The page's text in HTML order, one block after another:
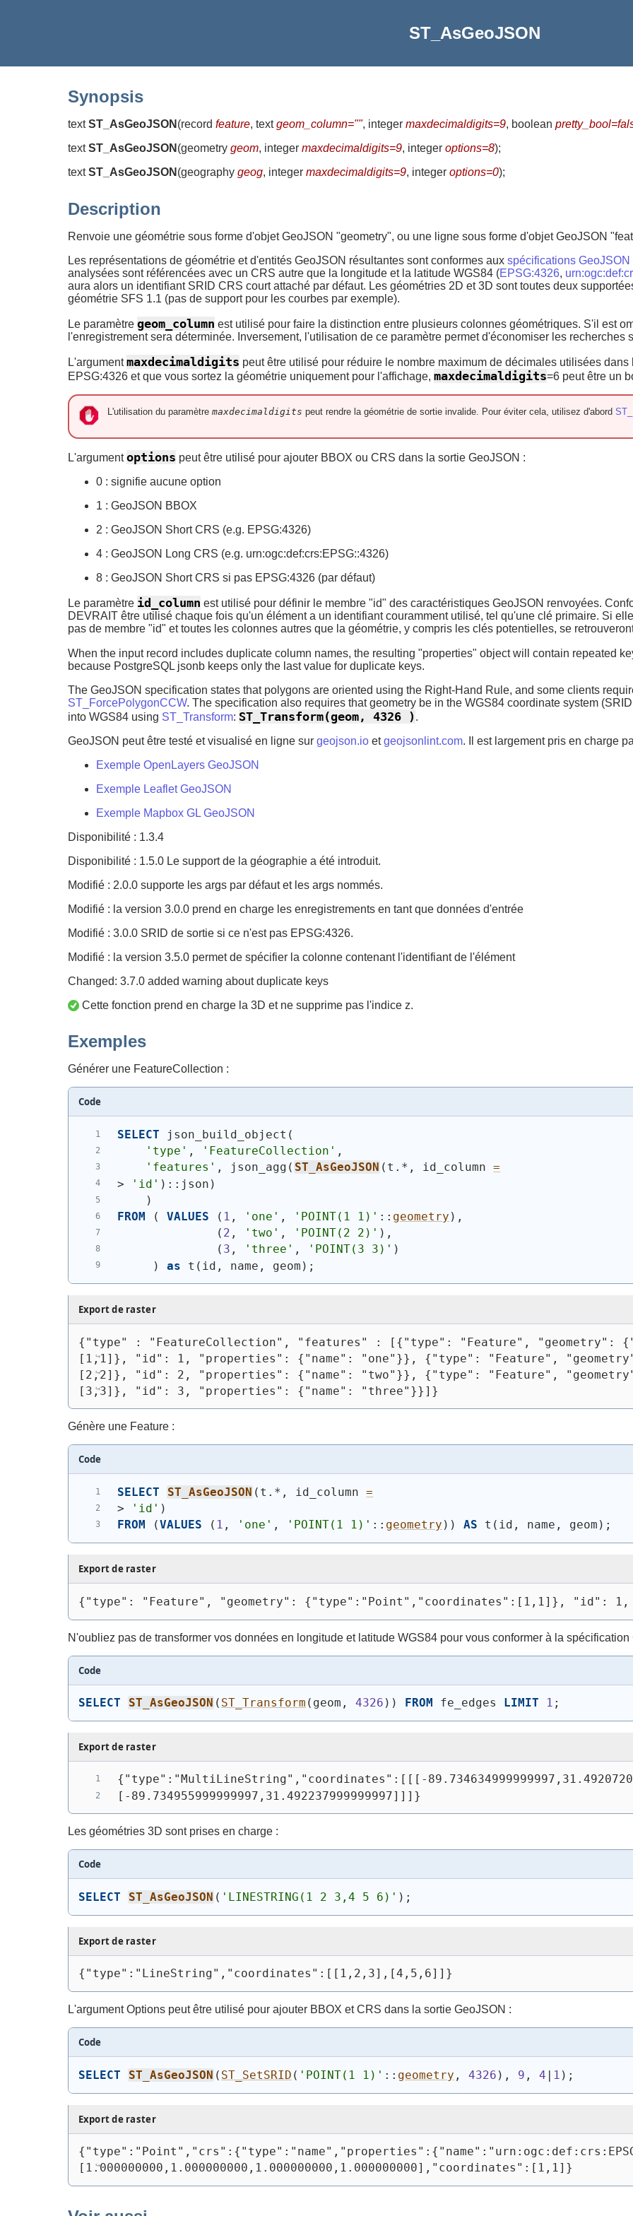
ST_AsGeoJSON
Synopsis
textST_AsGeoJSON (record feature, textgeom_column="", integer maxdecimaldigits=9, boolean
textST_AsGeoJSON (geometry geom, integer maxdecimaldigits=9, integer options=8);
textST_AsGeoJSON (geography geog, integer maxdecimaldigits=9, integer options=0);
Description
Renvoie une géométrie sous forme d'objet GeoJSON "geometry", ou une ligne sous forme d'objet GeoJSON
Les représentations de géométrie et d'entités GeoJSON résultantes sont conformes aux spécifications
analysées sont référencées avec un CRS autre que la longitude et la latitude WGS84 (EPSG:4326,
aura alors un identifiant SRID CRS court attaché par défaut. Les géométries 2D et 3D sont toutes deux
géométrie SFS 1.1 (pas de support pour les courbes par exemple).
Le paramètre geom_column est utilisé pour faire la distinction entre plusieurs colonnes géométriques. S'il est
l'enregistrement sera déterminée. Inversement, l'utilisation de ce paramètre permet d'économiser les recherches
L'argumentmaxdecimaldigits peut être utilisé pour réduire le nombre maximum de décimales utilisées
EPSG:4326 et que vous sortez la géométrie uniquement pour l'affichage, maxdecimaldigits=6 peut être un
L'utilisation du paramètremaxdecimaldigits peut rendre la géométrie de sortie invalide. Pour éviter cela, utilisez d'abord
L'argumentoptions peut être utilisé pour ajouter BBOX ou CRS dans la sortie GeoJSON :
0 : signifie aucune option
1 : GeoJSON BBOX
2 : GeoJSON Short CRS (e.g. EPSG:4326)
4 : GeoJSON Long CRS (e.g. urn:ogc:def:crs:EPSG::4326)
8 : GeoJSON Short CRS si pas EPSG:4326 (par défaut)
Le paramètre id_column est utilisé pour définir le membre "id" des caractéristiques GeoJSON renvoyées.
DEVRAIT être utilisé chaque fois qu'un élément a un identifiant couramment utilisé, tel qu'une clé primaire. Si
pas de membre "id" et toutes les colonnes autres que la géométrie, y compris les clés potentielles, se
When the input record includes duplicate column names, the resulting "properties" object will contain repeated
because PostgreSQL jsonb keeps only the last value for duplicate keys.
The GeoJSON specification states that polygons are oriented using the Right-Hand Rule, and some clients
ST_ForcePolygonCCW. The specification also requires that geometry be in the WGS84 coordinate system
into WGS84 using ST_Transform: ST_Transform(geom, 4326 ) .
GeoJSON peut être testé et visualisé en ligne sur geojson.io etgeojsonlint.com. Il est largement pris en charge
Exemple OpenLayers GeoJSON
Exemple Leaflet GeoJSON
Exemple Mapbox GL GeoJSON
Disponibilité : 1.3.4
Disponibilité : 1.5.0 Le support de la géographie a été introduit.
Modifié : 2.0.0 supporte les args par défaut et les args nommés.
Modifié : la version 3.0.0 prend en charge les enregistrements en tant que données d'entrée
Modifié : 3.0.0 SRID de sortie si ce n'est pas EPSG:4326.
Modifié : la version 3.5.0 permet de spécifier la colonne contenant l'identifiant de l'élément
Changed: 3.7.0 added warning about duplicate keys
Cette fonction prend en charge la 3D et ne supprime pas l'indice z.
Exemples
Générer une FeatureCollection :
Code
SELECT json_build_object (
'type' , 'FeatureCollection' ,
'features' , json_agg ( ST_AsGeoJSON ( t.*, id_column =
>
'id' ) ::json )
)
FROM
( VALUES ( 1 , 'one' , 'POINT(1 1)' :: geometry ) ,
( 2 , 'two' , 'POINT(2 2)' ) ,
( 3 , 'three' , 'POINT(3 3)' )
)
as t ( id, name, geom ) ;
Export de raster
{"type" : "FeatureCollection", "features" : [{"type": "Feature", "geometry":
[1,1]}, "id": 1, "properties": {"name": "one"}}, {"type": "Feature",
[2,2]}, "id": 2, "properties": {"name": "two"}}, {"type": "Feature",
[3,3]}, "id": 3, "properties": {"name": "three"}}]}
Génère une Feature :
Code
SELECT ST_AsGeoJSON ( t.*, id_column =
>
'id' )
FROM
(VALUES ( 1 , 'one' , 'POINT(1 1)' :: geometry ) ) AS t ( id, name, geom ) ;
Export de raster
{"type": "Feature", "geometry": {"type":"Point","coordinates":[1,1]}, "id": 1,
N'oubliez pas de transformer vos données en longitude et latitude WGS84 pour vous conformer à la spécification
Code
SELECT ST_AsGeoJSON ( ST_Transform ( geom, 4326 ) ) FROM fe_edges LIMIT 1 ;
Export de raster
{"type":"MultiLineString","coordinates":[[[-
[-89.734955999999997,31.492237999999997]]]}
Les géométries 3D sont prises en charge :
Code
SELECT ST_AsGeoJSON ( 'LINESTRING(1 2 3,4 5 6)' ) ;
Export de raster
{"type":"LineString","coordinates":[[1,2,3],[4,5,6]]}
L'argument Options peut être utilisé pour ajouter BBOX et CRS dans la sortie GeoJSON :
Code
SELECT ST_AsGeoJSON ( ST_SetSRID ( 'POINT(1 1)' :: geometry , 4326 ) , 9 , 4 | 1 ) ;
Export de raster
[1.000000000,1.000000000,1.000000000,1.000000000],"coordinates":[1,1]}